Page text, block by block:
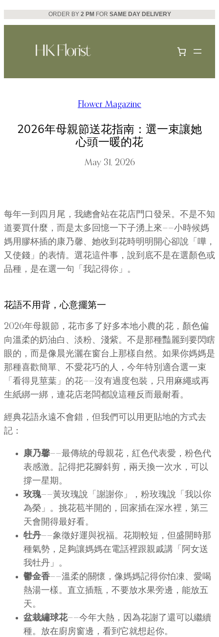
Skip
to
ORDER BY 2 PM FOR SAME DAY DELIVERY
Flower Magazine
2026年母親節送花指南：選一束讓她
心頭一暖的花
May 31, 2026
每年一到四月尾，我總會站在花店門口發呆。不是不知
道要買什麼，而是太多回憶一下子湧上來——小時候媽
媽用膠杯插的康乃馨、她收到花時明明開心卻說「嘩，
又使錢」的表情。選花這件事，說到底不是在選顏色或
品種，是在選一句「我記得你」。
花語不用背，心意擺第一
2026年母親節，花市多了好多本地小農的花，顏色偏
向溫柔的奶油白、淡粉、淺紫。不是那種豔麗到要閃瞎
眼的，而是像晨光灑在窗台上那樣自然。如果你媽媽是
那種喜歡簡單、不愛花巧的人，今年特別適合選一束
「看得見莖葉」的花——沒有過度包裝，只用麻繩或再
生紙綁一綁，連花店老闆都說這種反而最耐看。
經典花語永遠不會錯，但我們可以用更貼地的方式去
記：
康乃馨——最傳統的母親花，紅色代表愛，粉色代
表感激。記得把花腳斜剪，兩天換一次水，可以
撐一星期。
玫瑰——黃玫瑰說「謝謝你」，粉玫瑰說「我以你
為榮」。挑花苞半開的，回家插在深水裡，第三
天會開得最好看。
牡丹——象徵好運與祝福。花期較短，但盛開時那
種氣勢，足夠讓媽媽在電話裡跟親戚講「阿女送
我牡丹」。
鬱金香——溫柔的關懷，像媽媽記得你怕凍、愛喝
熱湯一樣。直立插瓶，不要放水果旁邊，能放五
天。
盆栽繡球花——今年大熱，因為花謝了還可以繼續
種。放在廚房窗邊，看到它就想起你。